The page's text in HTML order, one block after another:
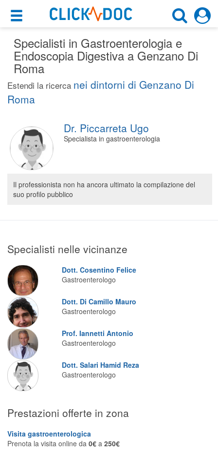
×
Motore di ricerca
×
Cerca uno specialista
Gastroenterologo
CERCA
Cosa possiamo offrirti
Per i pazienti
Prenota una visita
Consulti online
(su medicitalia.it)
Per gli specialisti
Prenotazioni online
Teleconsulto
Specialisti in Gastroenterologia e
Endoscopia Digestiva a Genzano Di
Roma
Estendi la ricerca nei dintorni di Genzano Di
Roma
Dr. Piccarreta Ugo
Specialista in gastroenterologia
Il professionista non ha ancora ultimato la compilazione del
suo profilo pubblico
Specialisti nelle vicinanze
Dott. Cosentino Felice
Gastroenterologo
Dott. Di Camillo Mauro
Gastroenterologo
Prof. Iannetti Antonio
Gastroenterologo
Dott. Salari Hamid Reza
Gastroenterologo
Prestazioni offerte in zona
Visita gastroenterologica
Prenota la visita online da 0€ a 250€